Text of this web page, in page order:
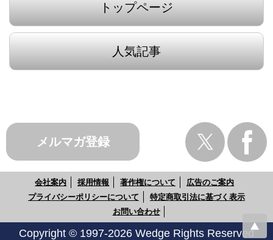
トップページ
人気記事
メルマガ登録
会社案内 採用情報 著作権について
広告のご案内
プライバシーポリシーについて
特定商取引法に基づく表示
お問い合わせ
Copyright © 1997-2026 Wedge Rights Reserved